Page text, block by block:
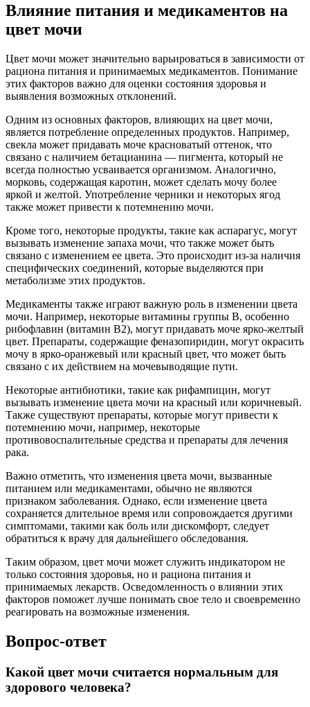
Влияние питания и медикаментов на
цвет мочи
Цвет мочи может значительно варьироваться в зависимости от
рациона питания и принимаемых медикаментов. Понимание
этих факторов важно для оценки состояния здоровья и
выявления возможных отклонений.
Одним из основных факторов, влияющих на цвет мочи,
является потребление определенных продуктов. Например,
свекла может придавать моче красноватый оттенок, что
связано с наличием бетацианина — пигмента, который не
всегда полностью усваивается организмом. Аналогично,
морковь, содержащая каротин, может сделать мочу более
яркой и желтой. Употребление черники и некоторых ягод
также может привести к потемнению мочи.
Кроме того, некоторые продукты, такие как аспарагус, могут
вызывать изменение запаха мочи, что также может быть
связано с изменением ее цвета. Это происходит из-за наличия
специфических соединений, которые выделяются при
метаболизме этих продуктов.
Медикаменты также играют важную роль в изменении цвета
мочи. Например, некоторые витамины группы B, особенно
рибофлавин (витамин B2), могут придавать моче ярко-желтый
цвет. Препараты, содержащие феназопиридин, могут окрасить
мочу в ярко-оранжевый или красный цвет, что может быть
связано с их действием на мочевыводящие пути.
Некоторые антибиотики, такие как рифампицин, могут
вызывать изменение цвета мочи на красный или коричневый.
Также существуют препараты, которые могут привести к
потемнению мочи, например, некоторые
противовоспалительные средства и препараты для лечения
рака.
Важно отметить, что изменения цвета мочи, вызванные
питанием или медикаментами, обычно не являются
признаком заболевания. Однако, если изменение цвета
сохраняется длительное время или сопровождается другими
симптомами, такими как боль или дискомфорт, следует
обратиться к врачу для дальнейшего обследования.
Таким образом, цвет мочи может служить индикатором не
только состояния здоровья, но и рациона питания и
принимаемых лекарств. Осведомленность о влиянии этих
факторов поможет лучше понимать свое тело и своевременно
реагировать на возможные изменения.
Вопрос-ответ
Какой цвет мочи считается нормальным для
здорового человека?